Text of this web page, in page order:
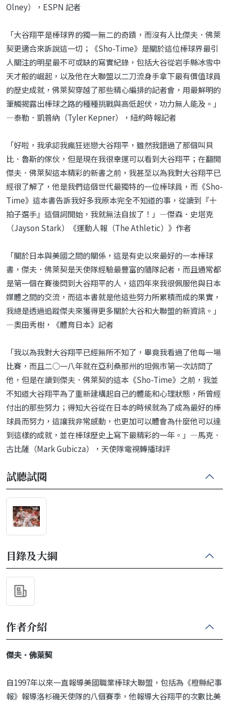
Olney），ESPN 記者
「大谷翔平是棒球界的獨一無二的奇蹟，而沒有人比傑夫．佛萊
契更適合來訴說這一切；《Sho-Time》是關於這位棒球界最引
人關注的明星最不可或缺的寫實紀錄，包括大谷從岩手縣冰雪中
天才般的崛起，以及他在大聯盟以二刀流身手拿下最有價值球員
的歷史成就，佛萊契穿越了那些精心編排的記者會，用最鮮明的
筆觸揭露出棒球之路的種種挑戰與高低起伏，功力無人能及。」
—泰勒．凱普納（Tyler Kepner），紐約時報記者
「好啦，我承認我瘋狂迷戀大谷翔平，雖然我錯過了那個叫貝
比．魯斯的傢伙，但是現在我很幸運可以看到大谷翔平；在翻開
傑夫．佛萊契這本精彩的新書之前，我甚至以為我對大谷翔平已
經很了解了，他是我們這個世代最獨特的一位棒球員，而《Sho-
Time》這本書告訴我好多我原本完全不知道的事，從讀到『十
拍子選手』這個詞開始，我就無法自拔了！」—傑森．史塔克
（Jayson Stark）《運動人報（The Athletic）》作者
「關於日本與美國之間的關係，這是有史以來最好的一本棒球
書，傑夫．佛萊契是天使隊經驗最豐富的隨隊記者，而且通常都
是第一個在賽後問到大谷翔平的人，這四年來我很佩服他與日本
媒體之間的交流，而這本書就是他這些努力所累積而成的果實，
我總是透過追蹤傑夫來獲得更多關於大谷和大聯盟的新資訊。」
—奧田秀樹，《體育日本》記者
「我以為我對大谷翔平已經無所不知了，畢竟我看過了他每一場
比賽，而且二○一八年就在亞利桑那州的坦佩市第一次訪問了
他，但是在讀到傑夫．佛萊契的這本《Sho-Time》之前，我並
不知道大谷翔平為了重新建構起自己的體能和心理狀態，所曾經
付出的那些努力；得知大谷從在日本的時候就為了成為最好的棒
球員而努力，這讓我非常感動，也更加可以體會為什麼他可以達
到這樣的成就，並在棒球歷史上寫下最精彩的一年。」—馬克．
古比薩（Mark Gubicza），天使隊電視轉播球評
試聽試閱
目錄及大綱
作者介紹
傑夫．佛萊契
自1997年以來一直報導美國職業棒球大聯盟，包括為《橙縣紀事
報》報導洛杉磯天使隊的八個賽季，他報導大谷翔平的次數比美